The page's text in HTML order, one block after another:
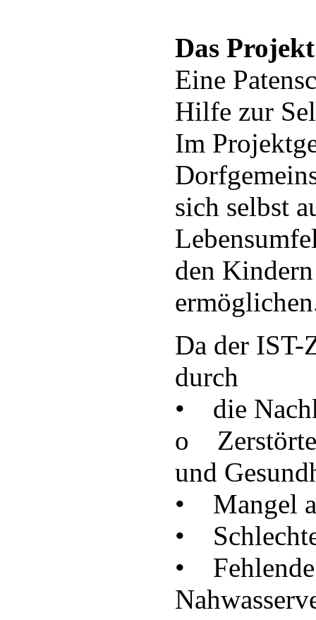
Das
Eine
Hilfe zur
Im
sich selbst
den
Da der IST-
durch
• die
o Zerstörte
und
• Mangel
•
•